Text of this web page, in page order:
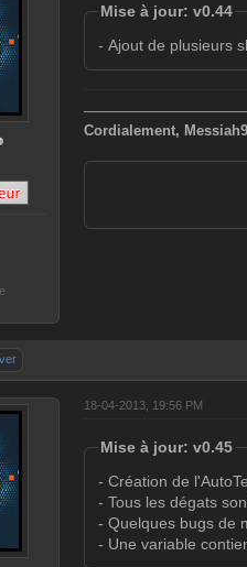
Mise à jour: v0.44
- Ajout de plusieurs
Cordialement,
18-04-2013, 19:56 PM
Mise à jour: v0.45
- Création de
- Tous les dégats
- Quelques bugs de
- Une variable